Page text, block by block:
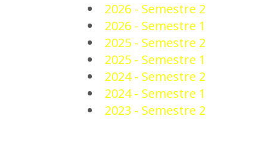
2026 - Semestre 2
2026 - Semestre 1
2025 - Semestre 2
2025 - Semestre 1
2024 - Semestre 2
2024 - Semestre 1
2023 - Semestre 2